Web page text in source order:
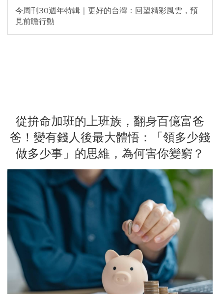
今周刊30週年特輯｜更好的台灣：回望精彩風雲，預
見前瞻行動
從拚命加班的上班族，翻身百億富爸
爸！變有錢人後最大體悟：「領多少錢
做多少事」的思維，為何害你變窮？